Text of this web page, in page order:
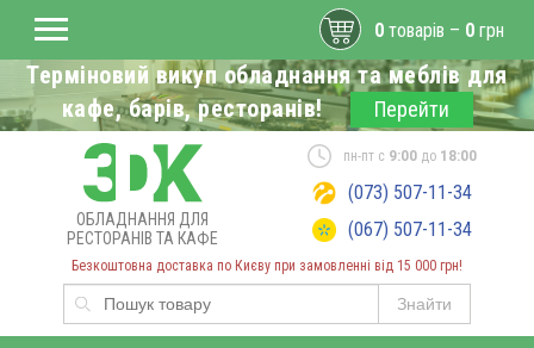
Терміновий викуп обладнання та меблів для
кафе, барів, ресторанів!
Перейти
ОБЛАДНАННЯ ДЛЯ
РЕСТОРАНІВ ТА КАФЕ
Безкоштовна доставка по Києву при замовленні від 15 000 грн!
Знайти
пн-пт с 9:00до 18:00
(073) 507-11-34
(067) 507-11-34
0 товарів – 0 грн